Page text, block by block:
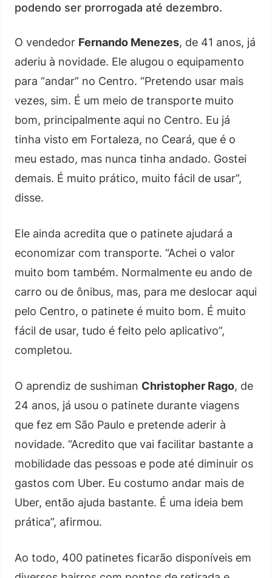
podendo ser prorrogada até dezembro.
O vendedor Fernando Menezes, de 41 anos, já
aderiu à novidade. Ele alugou o equipamento
para “andar” no Centro. “Pretendo usar mais
vezes, sim. É um meio de transporte muito
bom, principalmente aqui no Centro. Eu já
tinha visto em Fortaleza, no Ceará, que é o
meu estado, mas nunca tinha andado. Gostei
demais. É muito prático, muito fácil de usar”,
disse.
Ele ainda acredita que o patinete ajudará a
economizar com transporte. “Achei o valor
muito bom também. Normalmente eu ando de
carro ou de ônibus, mas, para me deslocar aqui
pelo Centro, o patinete é muito bom. É muito
fácil de usar, tudo é feito pelo aplicativo”,
completou.
O aprendiz de sushiman Christopher Rago, de
24 anos, já usou o patinete durante viagens
que fez em São Paulo e pretende aderir à
novidade. “Acredito que vai facilitar bastante a
mobilidade das pessoas e pode até diminuir os
gastos com Uber. Eu costumo andar mais de
Uber, então ajuda bastante. É uma ideia bem
prática”, afirmou.
Ao todo, 400 patinetes ficarão disponíveis em